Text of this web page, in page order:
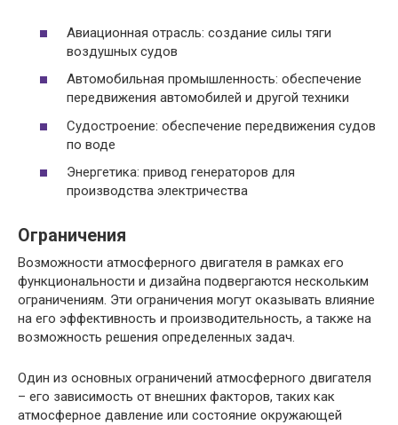
Авиационная отрасль: создание силы тяги
воздушных судов
Автомобильная промышленность: обеспечение
передвижения автомобилей и другой техники
Судостроение: обеспечение передвижения судов
по воде
Энергетика: привод генераторов для
производства электричества
Ограничения
Возможности атмосферного двигателя в рамках его
функциональности и дизайна подвергаются нескольким
ограничениям. Эти ограничения могут оказывать влияние
на его эффективность и производительность, а также на
возможность решения определенных задач.
Один из основных ограничений атмосферного двигателя
– его зависимость от внешних факторов, таких как
атмосферное давление или состояние окружающей